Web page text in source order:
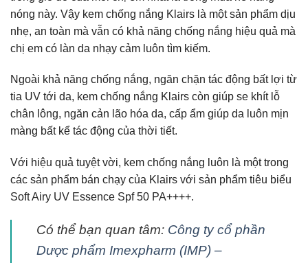
nóng này. Vậy kem chống nắng Klairs là một sản phẩm dịu
nhẹ, an toàn mà vẫn có khả năng chống nắng hiệu quả mà
chị em có làn da nhạy cảm luôn tìm kiếm.
Ngoài khả năng chống nắng, ngăn chặn tác động bất lợi từ
tia UV tới da, kem chống nắng Klairs còn giúp se khít lỗ
chân lông, ngăn cản lão hóa da, cấp ẩm giúp da luôn mịn
màng bất kể tác động của thời tiết.
Với hiệu quả tuyệt vời, kem chống nắng luôn là một trong
các sản phẩm bán chạy của Klairs với sản phẩm tiêu biểu
Soft Airy UV Essence Spf 50 PA++++.
Có thể bạn quan tâm: Công ty cổ phần
Dược phẩm Imexpharm (IMP) –